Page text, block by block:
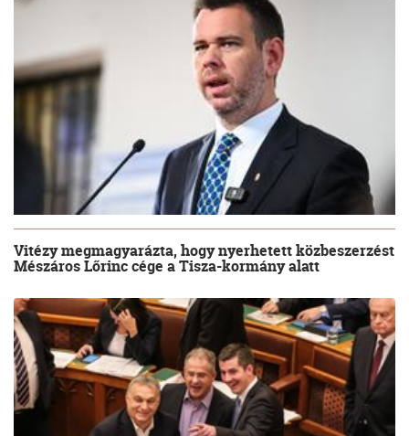
Vitézy megmagyarázta, hogy nyerhetett közbeszerzést
Mészáros Lőrinc cége a Tisza-kormány alatt